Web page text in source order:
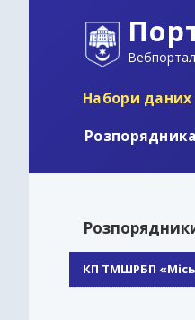
Вебпортал
Набори даних
КП ТМШРБП